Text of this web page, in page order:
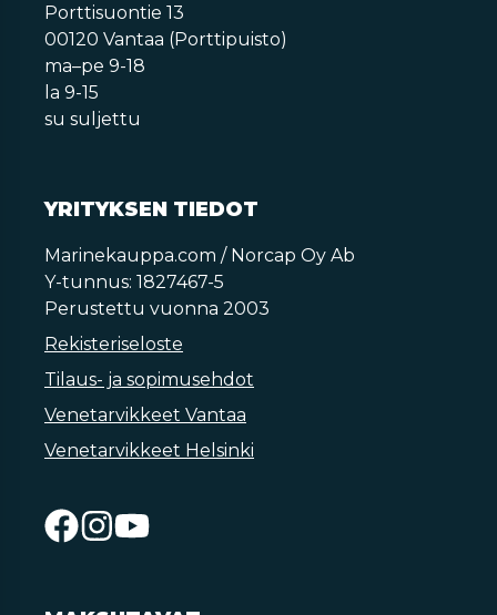
Porttisuontie 13
00120 Vantaa (Porttipuisto)
ma–pe 9-18
la 9-15
su suljettu
YRITYKSEN TIEDOT
Marinekauppa.com / Norcap Oy Ab
Y-tunnus: 1827467-5
Perustettu vuonna 2003
Rekisteriseloste
Tilaus- ja sopimusehdot
Venetarvikkeet Vantaa
Venetarvikkeet Helsinki